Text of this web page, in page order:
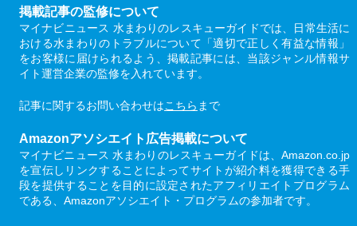
掲載記事の監修について
マイナビニュース 水まわりのレスキューガイドでは、日常生活に
おける水まわりのトラブルについて「適切で正しく有益な情報」
をお客様に届けられるよう、掲載記事には、当該ジャンル情報サ
イト運営企業の監修を入れています。
記事に関するお問い合わせはこちら まで
Amazonアソシエイト広告掲載について
マイナビニュース 水まわりのレスキューガイドは、Amazon.co.jp
を宣伝しリンクすることによってサイトが紹介料を獲得できる手
段を提供することを目的に設定されたアフィリエイトプログラム
である、Amazonアソシエイト・プログラムの参加者です。